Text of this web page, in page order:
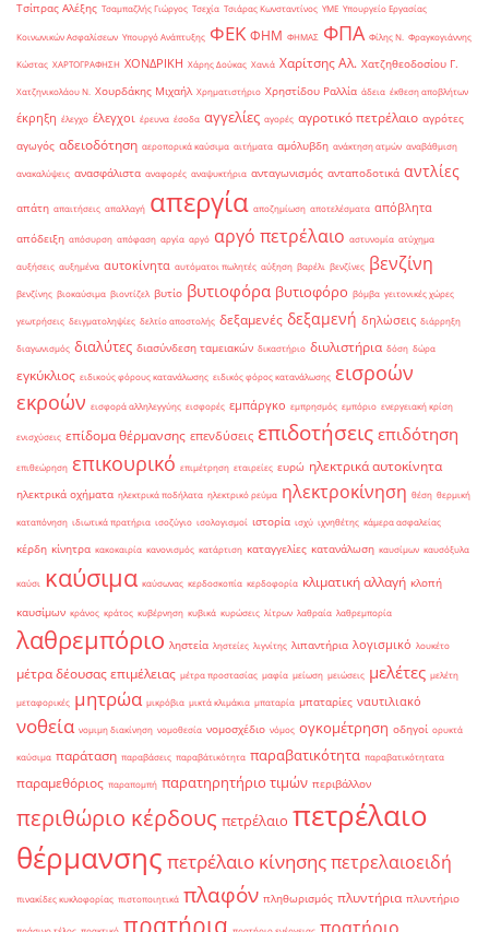
Τσίπρας Αλέξης Τσαμπαζλής Γιώργος Τσεχία Τσιάρας Κωνσταντίνος ΥΜΕ Υπουργείο Εργασίας
Κοινωνικών Ασφαλίσεων Υπουργό Ανάπτυξης ΦΕΚ ΦΗΜ ΦΗΜΑΣ ΦΠΑ Φίλης Ν. Φραγκογιάννης
Κώστας ΧΑΡΤΟΓΡΑΦΗΣΗ ΧΟΝΔΡΙΚΗ Χάρης Δούκας Χανιά Χαρίτσης Αλ. Χατζηθεοδοσίου Γ.
Χατζηνικολάου Ν. Χουρδάκης Μιχαήλ Χρηματιστήριο Χρηστίδου Ραλλία άδεια έκθεση αποβλήτων
έκρηξη έλεγχο έλεγχοι έρευνα έσοδα αγγελίες αγορές αγροτικό πετρέλαιο αγρότες
αγωγός αδειοδότηση αεροπορικά καύσιμα αιτήματα αμόλυβδη ανάκτηση ατμών αναβάθμιση
ανακαλύψεις ανασφάλιστα αναφορές αναψυκτήρια ανταγωνισμός ανταποδοτικά αντλίες
απάτη απαιτήσεις απαλλαγή απεργία αποζημίωση αποτελέσματα απόβλητα
απόδειξη απόσυρση απόφαση αργία αργό αργό πετρέλαιο αστυνομία ατύχημα
αυξήσεις αυξημένα αυτοκίνητα αυτόματοι πωλητές αύξηση βαρέλι βενζίνες βενζίνη
βενζίνης βιοκαύσιμα βιοντίζελ βυτίο βυτιοφόρα βυτιοφόρο βόμβα γειτονικές χώρες
γεωτρήσεις δειγματοληψίες δελτίο αποστολής δεξαμενές δεξαμενή δηλώσεις διάρρηξη
διαγωνισμός διαλύτες διασύνδεση ταμειακών δικαστήριο διυλιστήρια δόση δώρα
εγκύκλιος ειδικούς φόρους κατανάλωσης ειδικός φόρος κατανάλωσης εισροών
εκροών εισφορά αλληλεγγύης εισφορές εμπάργκο εμπρησμός εμπόριο ενεργειακή κρίση
ενισχύσεις επίδομα θέρμανσης επενδύσεις επιδοτήσεις επιδότηση
επιθεώρηση επικουρικό επιμέτρηση εταιρείες ευρώ ηλεκτρικά αυτοκίνητα
ηλεκτρικά οχήματα ηλεκτρικά ποδήλατα ηλεκτρικό ρεύμα ηλεκτροκίνηση θέση θερμική
καταπόνηση ιδιωτικά πρατήρια ισοζύγιο ισολογισμοί ιστορία ισχύ ιχνηθέτης κάμερα ασφαλείας
κέρδη κίνητρα κακοκαιρία κανονισμός κατάρτιση καταγγελίες κατανάλωση καυσίμων καυσόξυλα
καύσι καύσιμα καύσωνας κερδοσκοπία κερδοφορία κλιματική αλλαγή κλοπή
καυσίμων κράνος κράτος κυβέρνηση κυβικά κυρώσεις λίτρων λαθραία λαθρεμπορία
λαθρεμπόριο ληστεία ληστείες λιγνίτης λιπαντήρια λογισμικό λουκέτο
μέτρα δέουσας επιμέλειας μέτρα προστασίας μαφία μείωση μειώσεις μελέτες μελέτη
μεταφορικές μητρώα μικρόβια μικτά κλιμάκια μπαταρία μπαταρίες ναυτιλιακό
νοθεία νομιμη διακίνηση νομοθεσία νομοσχέδιο νόμος ογκομέτρηση οδηγοί ορυκτά
καύσιμα παράταση παραβάσεις παραβάτικότητα παραβατικότητα παραβατικότητατα
παραμεθόριος παραπομπή παρατηρητήριο τιμών περιβάλλον
περιθώριο κέρδους πετρέλαιο πετρέλαιο
θέρμανσης πετρέλαιο κίνησηςπετρελαιοειδή
πινακίδες κυκλοφορίας πιστοποιητικά πλαφόν πληθωρισμός πλυντήρια πλυντήριο
πρατήρια